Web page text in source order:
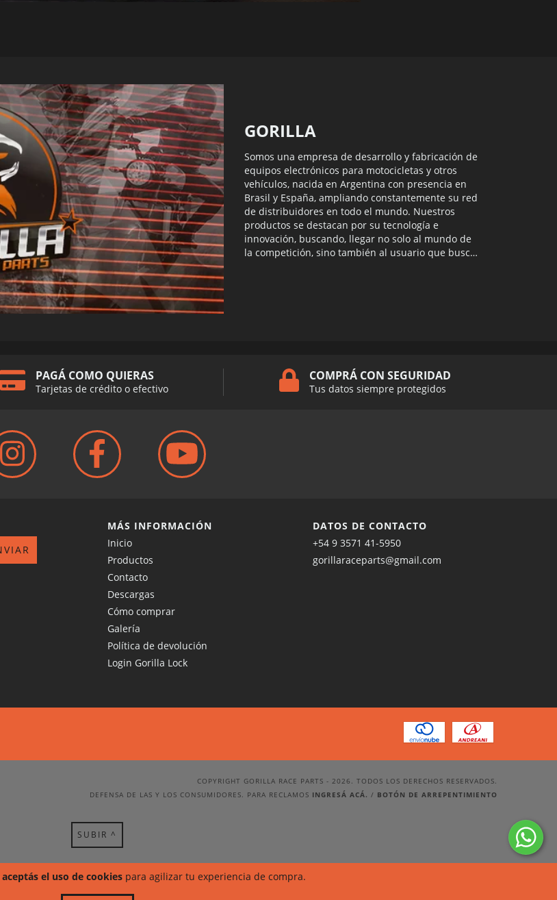
aceptás el uso de cookies para agilizar tu experiencia de compra.
GORILLA
Somos una empresa de desarrollo y fabricación de
equipos electrónicos para motocicletas y otros
vehículos, nacida en Argentina con presencia en
Brasil y España, ampliando constantemente su red
de distribuidores en todo el mundo. Nuestros
productos se destacan por su tecnología e
innovación, buscando, llegar no solo al mundo de
la competición, sino también al usuario que busca
PAGÁ COMO QUIERAS
Tarjetas de crédito o efectivo
COMPRÁ CON SEGURIDAD
Tus datos siempre protegidos
MÁS INFORMACIÓN
Inicio
Productos
Contacto
Descargas
Cómo comprar
Galería
Política de devolución
Login Gorilla Lock
DATOS DE CONTACTO
+54 9 3571 41-5950
gorillaraceparts@gmail.com
COPYRIGHT GORILLA RACE PARTS - 2026. TODOS LOS DERECHOS RESERVADOS.
DEFENSA DE LAS Y LOS CONSUMIDORES. PARA RECLAMOS INGRESÁ ACÁ. / BOTÓN DE ARREPENTIMIENTO
SUBIR ^